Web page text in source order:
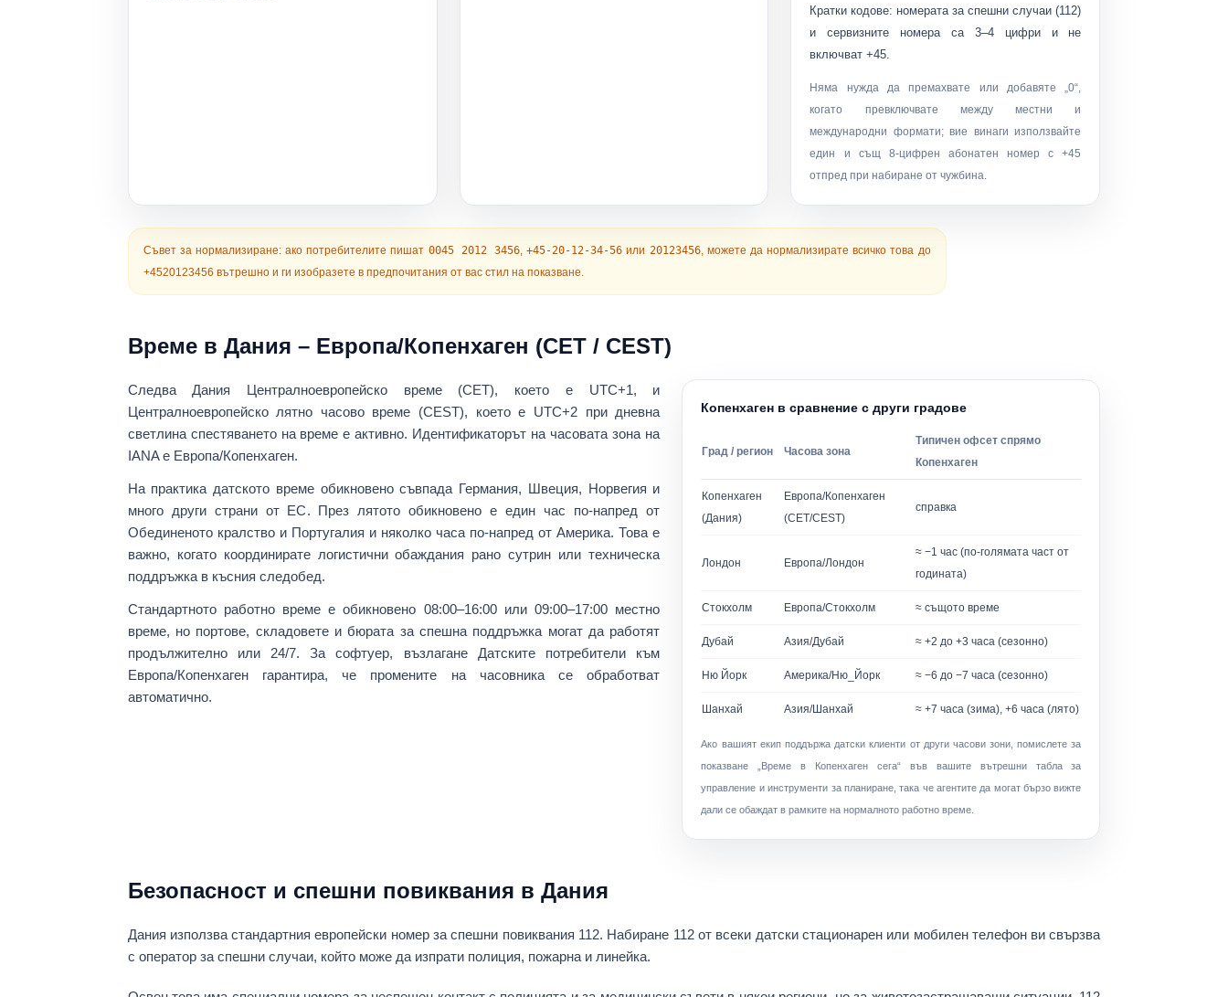
Кратки кодове: номерата за спешни случаи (112)
и сервизните номера са 3–4 цифри и не
включват +45.
Няма нужда да премахвате или добавяте „0“,
когато превключвате между местни и
международни формати; вие винаги използвайте
един и същ 8-цифрен абонатен номер с +45
отпред при набиране от чужбина.
Съвет за нормализиране:ако потребителите пишат 0045 2012 3456,+45-20-12-34-56 или 20123456, можете да нормализирате всичко това до
+4520123456 вътрешно и ги изобразете в предпочитания от вас стил на показване.
Време в Дания – Европа/Копенхаген (CET / CEST)
Следва Дания Централноевропейско време (CET), което е UTC+1, и
Централноевропейско лятно часово време (CEST), което е UTC+2 при дневна
светлина спестяването на време е активно. Идентификаторът на часовата зона на
IANA е Европа/Копенхаген.
На практика датското време обикновено съвпада Германия, Швеция, Норвегия и
много други страни от ЕС. През лятото обикновено е един час по-напред от
Обединеното кралство и Португалия и няколко часа по-напред от Америка. Това е
важно, когато координирате логистични обаждания рано сутрин илитехническа
поддръжка в късния следобед.
Стандартното работно време е обикновено 08:00–16:00 или 09:00–17:00 местно
време, но портове, складовете и бюрата за спешна поддръжка могат да работят
продължително или 24/7. За софтуер, възлагане Датските потребители към
Европа/Копенхагенгарантира, че промените на часовника се обработват
автоматично.
Копенхаген в сравнение с други градове
Град / регион Часова зона
Типичен офсет спрямо
Копенхаген
Копенхаген
(Дания)
Европа/Копенхаген
(CET/CEST)
справка
Лондон Европа/Лондон
≈ −1 час (по-голямата част от
годината)
Стокхолм Европа/Стокхолм ≈ същото време
Дубай Азия/Дубай ≈ +2 до +3 часа (сезонно)
Ню Йорк Америка/Ню_Йорк ≈ −6 до −7 часа (сезонно)
Шанхай Азия/Шанхай ≈ +7 часа (зима), +6 часа (лято)
Ако вашият екип поддържа датски клиенти от други часови зони, помислете за
показване
„Време в Копенхаген сега“ във вашите вътрешни табла за
управление и инструменти за планиране, така че агентите да могат бързо вижте
дали се обаждат в рамките на нормалното работно време.
Безопасност и спешни повиквания в Дания
Дания използва стандартния европейски номер за спешни повиквания 112. Набиране 112от всеки датски стационарен или мобилен телефон ви свързва
с оператор за спешни случаи, който може да изпрати полиция, пожарна и линейка.